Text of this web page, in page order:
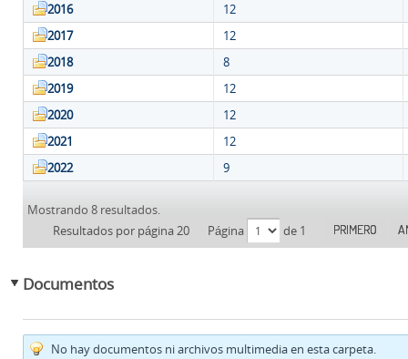
2016
12
2017
12
2018
8
2019
12
2020
12
2021
12
2022
9
Mostrando 8 resultados.
Resultados por página 20
Página de 1 PRIMERO
Documentos
No hay documentos ni archivos multimedia en esta carpeta.